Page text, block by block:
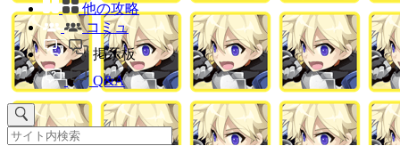
他の攻略
コミュ
掲示板
Q&A